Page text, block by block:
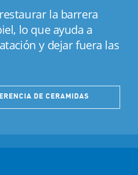
de la barrera de la
a llenar los espacios
de la piel para ayudar
barrera protectora.
la barrera
lo que ayuda a
y dejar fuera las
DE CERAMIDAS